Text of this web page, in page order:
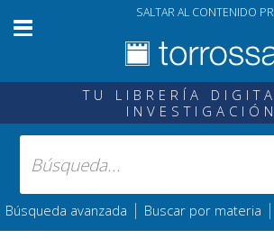
SALTAR AL CONTENIDO
TU LIBRERÍA
INVESTIGACIÓN
Búsqueda avanzada | Buscar por materia |